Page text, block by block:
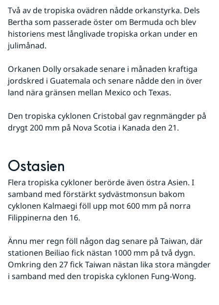
Två av de tropiska ovädren nådde orkanstyrka. Dels
Bertha som passerade öster om Bermuda och blev
historiens mest långlivade tropiska orkan under en
julimånad.
Orkanen Dolly orsakade senare i månaden kraftiga
jordskred i Guatemala och senare nådde den in över
land nära gränsen mellan Mexico och Texas.
Den tropiska cyklonen Cristobal gav regnmängder på
drygt 200 mm på Nova Scotia i Kanada den 21.
Ostasien
Flera tropiska cykloner berörde även östra Asien. I
samband med förstärkt sydvästmonsun bakom
cyklonen Kalmaegi föll upp mot 600 mm på norra
Filippinerna den 16.
Ännu mer regn föll någon dag senare på Taiwan, där
stationen Beiliao fick nästan 1000 mm på två dygn.
Omkring den 27 fick Taiwan nästan lika stora mängder
i samband med den tropiska cyklonen Fung-Wong.